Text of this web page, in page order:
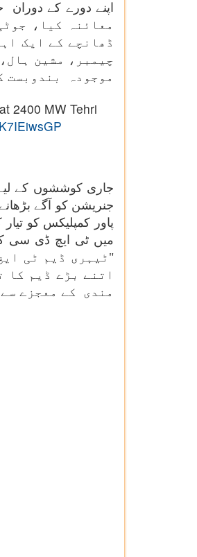
معائنہ کیا،
ڈھانچے کے ایک
چیمبر، مشین
موجودہ بندوبست
2400 MW Tehri
جاری کوششوں کے لیے
پاور کمپلیکس کو
"ٹیہری ڈیم ٹی
اتنے بڑے ڈیم کا
مندی کے معجزے